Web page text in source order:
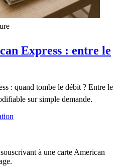
Express : entre le
: quand tombe le débit ? Entre le
sur simple demande.
à une carte American